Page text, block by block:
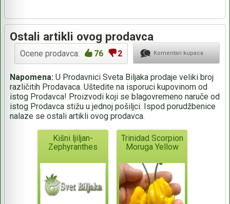
Ostali artikli ovog prodavca
Ocene prodavca: 76 2 Komentari kupaca
Napomena: U Prodavnici Sveta Biljaka prodaje veliki broj
različitih Prodavaca. Uštedite na isporuci kupovinom od
istog Prodavca! Proizvodi koji se blagovremeno naruče od
istog Prodavca stižu u jednoj pošiljci. Ispod porudžbenice
nalaze se ostali artikli ovog prodavca.
Kišni ljiljan-
Zephyranthes
Trinidad Scorpion
Moruga Yellow